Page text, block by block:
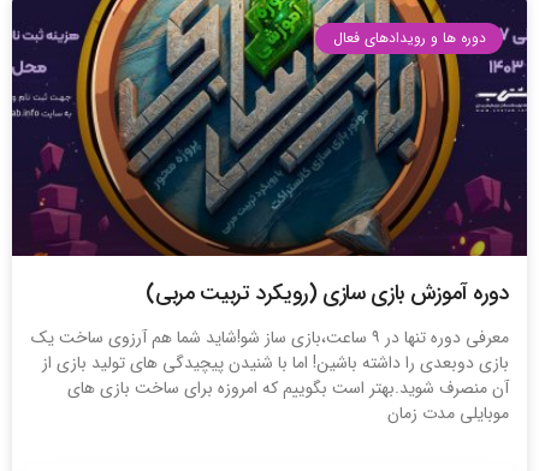
دوره ها و رویدادهای فعال
دوره آموزش بازی سازی (رویکرد تربیت مربی)
معرفی دوره تنها در ۹ ساعت،بازی ساز شو!شاید شما هم آرزوی ساخت یک
بازی دوبعدی را داشته باشین! اما با شنیدن پیچیدگی های تولید بازی از
آن منصرف شوید.بهتر است بگوییم که امروزه برای ساخت بازی های
موبایلی مدت زمان